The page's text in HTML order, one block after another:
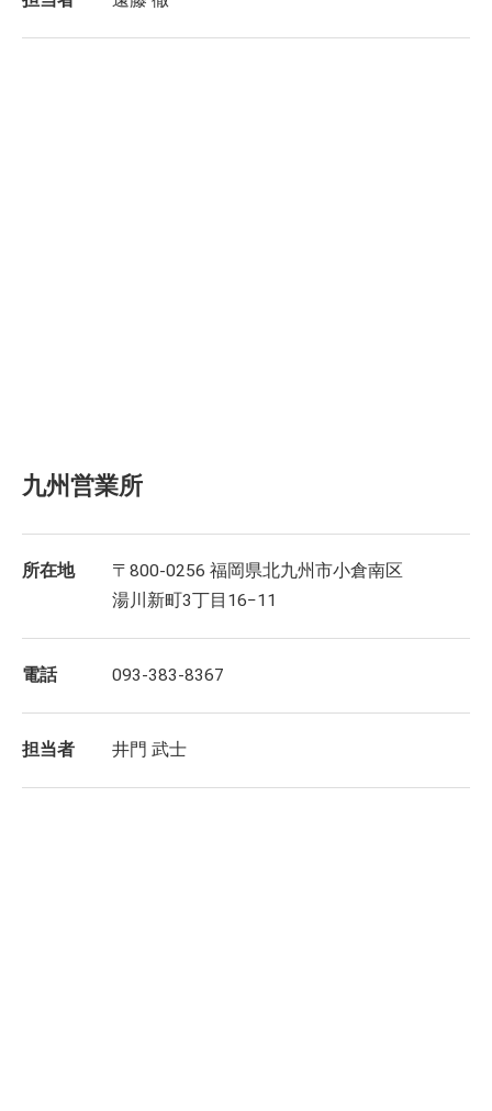
九州営業所
所在地
〒800-0256 福岡県北九州市小倉南区
湯川新町3丁目16−11
電話 093-383-8367
担当者 井門 武士